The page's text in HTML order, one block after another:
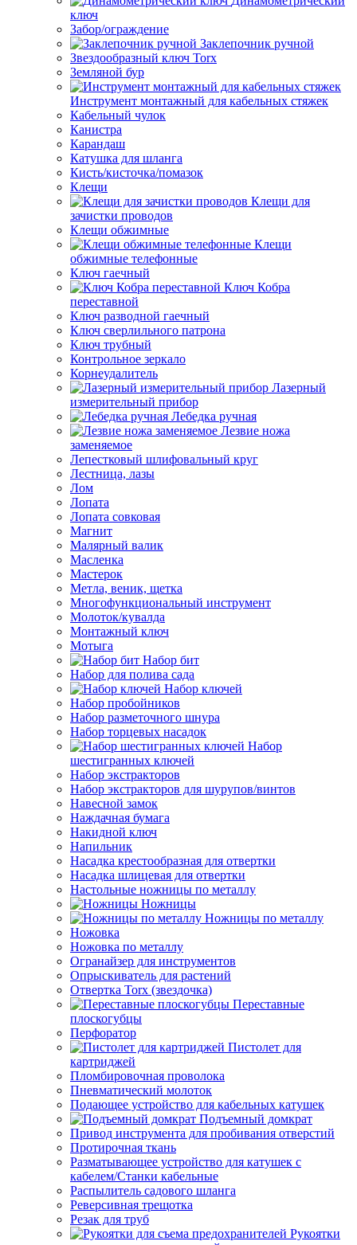
ключ
Забор/ограждение
Заклепочник ручной
Звездообразный ключ Torx
Земляной бур
Инструмент монтажный для кабельных стяжек
Кабельный чулок
Канистра
Карандаш
Катушка для шланга
Кисть/кисточка/помазок
Клещи
Клещи для
зачистки проводов
Клещи обжимные
Клещи
обжимные телефонные
Ключ гаечный
Ключ Кобра
переставной
Ключ разводной гаечный
Ключ сверлильного патрона
Ключ трубный
Контрольное зеркало
Корнеудалитель
Лазерный
измерительный прибор
Лебедка ручная
Лезвие ножа
заменяемое
Лепестковый шлифовальный круг
Лестница, лазы
Лом
Лопата
Лопата совковая
Магнит
Малярный валик
Масленка
Мастерок
Метла, веник, щетка
Многофункциональный инструмент
Молоток/кувалда
Монтажный ключ
Мотыга
Набор бит
Набор для полива сада
Набор ключей
Набор пробойников
Набор разметочного шнура
Набор торцевых насадок
Набор
шестигранных ключей
Набор экстракторов
Набор экстракторов для шурупов/винтов
Навесной замок
Наждачная бумага
Накидной ключ
Напильник
Насадка крестообразная для отвертки
Насадка шлицевая для отвертки
Настольные ножницы по металлу
Ножницы
Ножницы по металлу
Ножовка
Ножовка по металлу
Огранайзер для инструментов
Опрыскиватель для растений
Отвертка Torx (звездочка)
Переставные
плоскогубцы
Перфоратор
Пистолет для
картриджей
Пломбировочная проволока
Пневматический молоток
Подающее устройство для кабельных катушек
Подъемный домкрат
Привод инструмента для пробивания отверстий
Протирочная ткань
Разматывающее устройство для катушек с
кабелем/Станки кабельные
Распылитель садового шланга
Реверсивная трещотка
Резак для труб
Рукоятки